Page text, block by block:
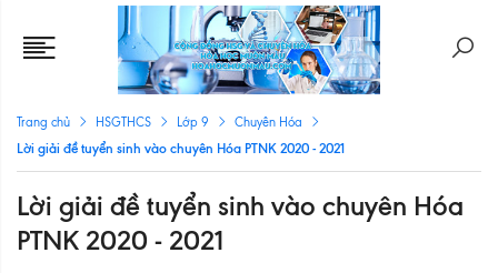
Trang chủ HSGTHCS Lớp 9 Chuyên Hóa
Lời giải đề tuyển sinh vào chuyên Hóa PTNK 2020 - 2021
Lời giải đề tuyển sinh vào chuyên Hóa
PTNK 2020 - 2021